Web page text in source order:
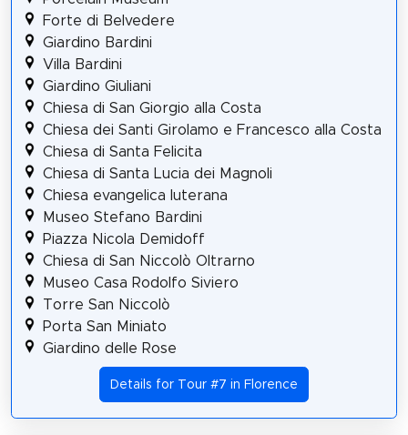
Forte di Belvedere
Giardino Bardini
Villa Bardini
Giardino Giuliani
Chiesa di San Giorgio alla Costa
Chiesa dei Santi Girolamo e Francesco alla Costa
Chiesa di Santa Felicita
Chiesa di Santa Lucia dei Magnoli
Chiesa evangelica luterana
Museo Stefano Bardini
Piazza Nicola Demidoff
Chiesa di San Niccolò Oltrarno
Museo Casa Rodolfo Siviero
Torre San Niccolò
Porta San Miniato
Giardino delle Rose
Details for Tour #7 in Florence